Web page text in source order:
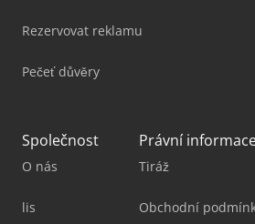
Rezervovat reklamu
Pečeť důvěry
Společnost
O nás
lis
Právní
Tiráž
Obchodní